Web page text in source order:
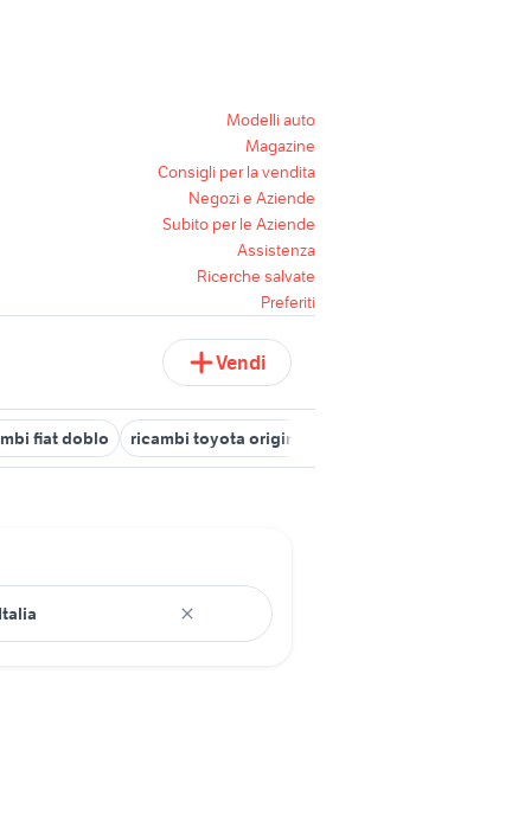
Modelli auto
Magazine
Consigli per la vendita
Negozi e Aziende
Subito per le Aziende
Assistenza
Ricerche salvate
Preferiti
Vendi
fiat doblo ricambi toyota originali